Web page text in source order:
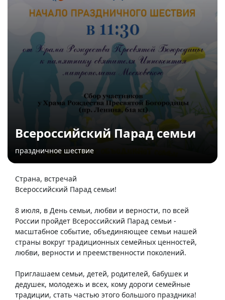
Всероссийский Парад семьи
праздничное шествие
Страна, встречай
Всероссийский Парад семьи!
8 июля, в День семьи, любви и верности, по всей
России пройдет Всероссийский Парад семьи -
масштабное событие, объединяющее семьи нашей
страны вокруг традиционных семейных ценностей,
любви, верности и преемственности поколений.
Приглашаем семьи, детей, родителей, бабушек и
дедушек, молодежь и всех, кому дороги семейные
традиции, стать частью этого большого праздника!